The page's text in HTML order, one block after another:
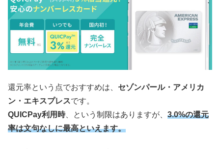
還元率という点でおすすめは、 セゾンパール・アメリカ
ン・エキスプレスです。
QUICPay利用時、という制限はありますが、 3.0%の還元
率は文句なしに最高といえます。